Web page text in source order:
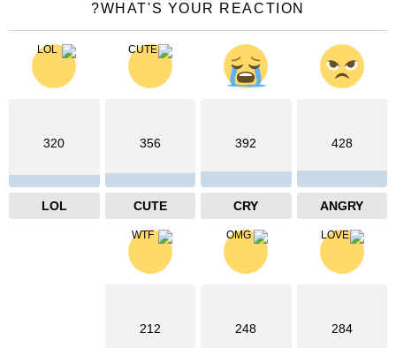
WHAT'S YOUR REACTION?
428
ANGRY
392
CRY
356
CUTE
320
LOL
284
248
212